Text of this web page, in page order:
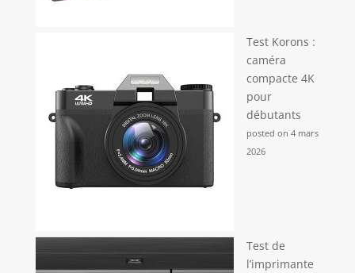
Test Korons :
caméra
compacte 4K
pour
débutants
posted on 4 mars
2026
Test de
l’imprimante